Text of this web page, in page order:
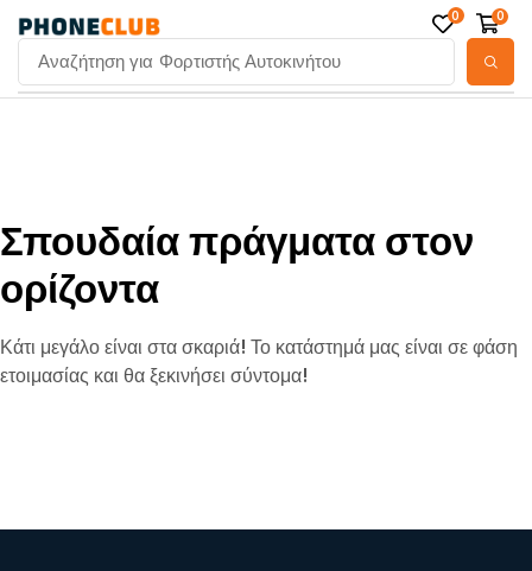
Αναζήτηση για Φορτιστής Αυτοκινήτου
0 0
Σπουδαία πράγματα στον
ορίζοντα
Κάτι μεγάλο είναι στα σκαριά! Το κατάστημά μας είναι σε φάση
ετοιμασίας και θα ξεκινήσει σύντομα!